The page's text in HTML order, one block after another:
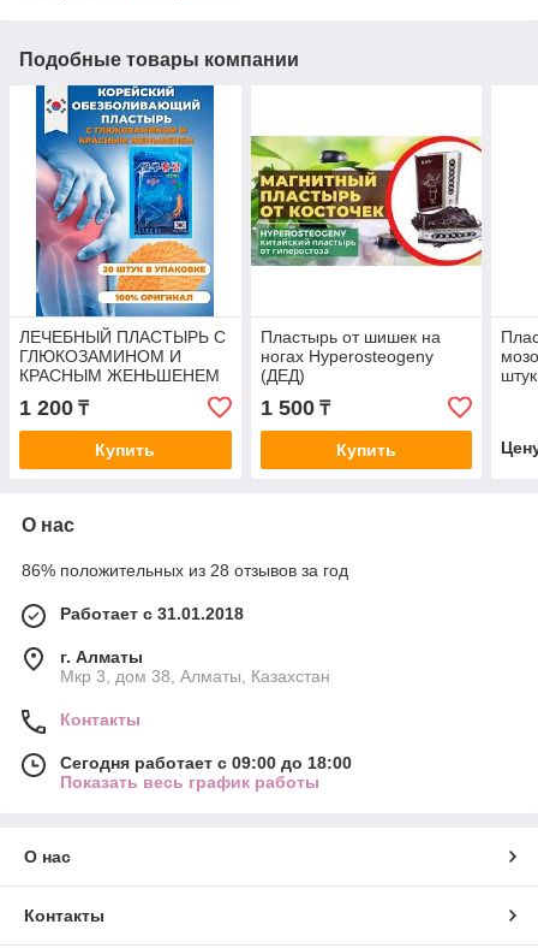
Подобные товары компании
ЛЕЧЕБНЫЙ ПЛАСТЫРЬ С
ГЛЮКОЗАМИНОМ И
КРАСНЫМ ЖЕНЬШЕНЕМ
KOREAN GLU RED
GINSENG GREENON 20
ШТ
1 200 ₸
Купить
Пластырь от шишек на
ногах Hyperosteogeny
(ДЕД)
1 500₸
Купить
О нас
86% положительных из 28 отзывов за год
Работает с 31.01.2018
г. Алматы
Мкр 3, дом 38, Алматы, Казахстан
Контакты
Сегодня работает с 09:00 до 18:00
Показать весь график работы
О нас
Контакты